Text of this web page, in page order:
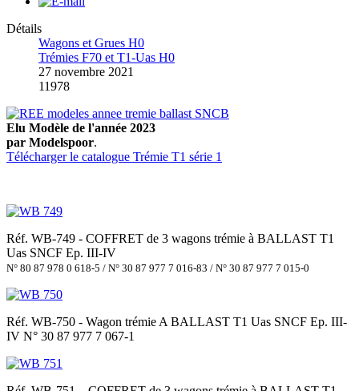
Détails
Wagons et Grues H0
Trémies F70 et T1-Uas H0
27 novembre 2021
11978
Elu Modèle de l'année 2023
par Modelspoor.
Télécharger le catalogue Trémie T1 série 1
Réf. WB-749 - COFFRET de 3 wagons trémie à BALLAST T1
Uas SNCF Ep. III-IV
N° 80 87 978 0 618-5 / N° 30 87 977 7 016-83 / N° 30 87 977 7 015-0
Réf. WB-750 - Wagon trémie A BALLAST T1 Uas SNCF Ep. III-
IV N° 30 87 977 7 067-1